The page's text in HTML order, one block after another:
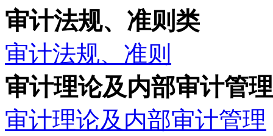
审计法规、准则类
审计法规、准则
审计理论及内部审计管
审计理论及内部审计管理